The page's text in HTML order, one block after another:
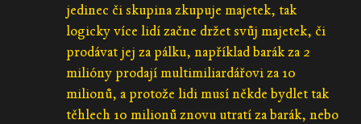
jedinec či skupina zkupuje majetek, tak
logicky více lidí začne držet svůj majetek, či
prodávat jej za pálku, například barák za 2
milióny prodají multimiliardářovi za 10
milionů, a protože lidi musí někde bydlet tak
těhlech 10 milionů znovu utratí za barák, nebo